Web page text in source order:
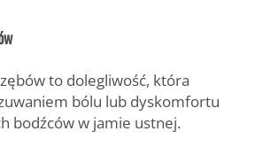
to dolegliwość, która
bólu lub dyskomfortu
bodźców w jamie ustnej.